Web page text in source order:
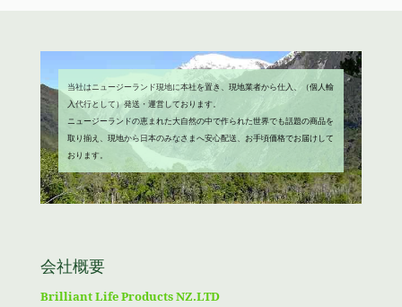
当社はニュージーランド現地に本社を置き、現地業者から仕入、（個人輸
入代行として）発送・運営しております。
ニュージーランドの恵まれた大自然の中で作られた世界でも話題の商品を
取り揃え、現地から日本のみなさまへ安心配送、お手頃価格でお届けして
おります。
会社概要
Brilliant Life Products NZ.LTD